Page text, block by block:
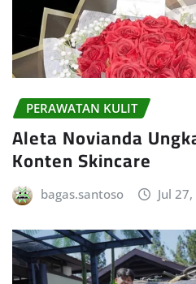
PERAWATAN KULIT
Aleta Novianda
Konten Skincare
bagas.santoso Jul